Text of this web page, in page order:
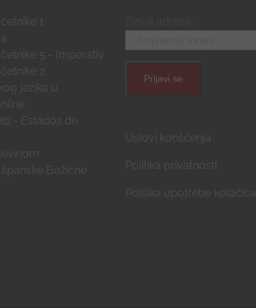
1
5 - Imperativ
2
jezika u
- Estados de
Božićne
Uslovi korišćenja
Politika privatnosti
Politika upotrebe kolačića